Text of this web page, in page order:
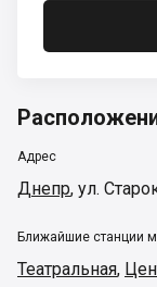
Адрес
Днепр, ул.
Ближайшие станции
Театральная,